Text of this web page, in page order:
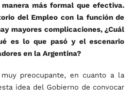
más formal que efectiva.
del Empleo con la función de
mayores complicaciones, ¿Cuál
es lo que pasó y el escenario
en la Argentina?
preocupante, en cuanto a la
idea del Gobierno de convocar